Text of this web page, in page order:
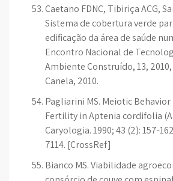
Caetano FDNC, Tibiriça ACG,
Sistema de cobertura verde
edificação da área de saúde
Encontro Nacional de
Ambiente Construído, 13, 2010,
Canela, 2010.
Pagliarini MS. Meiotic
Fertility in Aptenia cordifolia
Caryologia. 1990; 43 (2): 157-
7114. [CrossRef]
Bianco MS. Viabilidade